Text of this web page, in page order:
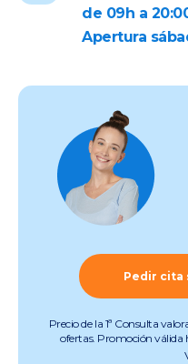
de 09h a
Apertura
Pedir cita
Precio de la 1ª Consulta
ofertas. Promoción válida
preoperatorias de miopía,